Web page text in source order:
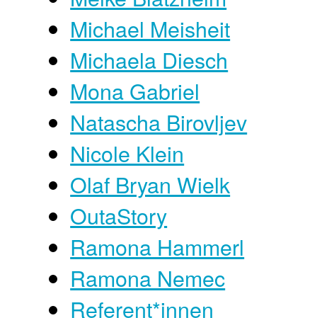
Michael Meisheit
Michaela Diesch
Mona Gabriel
Natascha Birovljev
Nicole Klein
Olaf Bryan Wielk
OutaStory
Ramona Hammerl
Ramona Nemec
Referent*innen